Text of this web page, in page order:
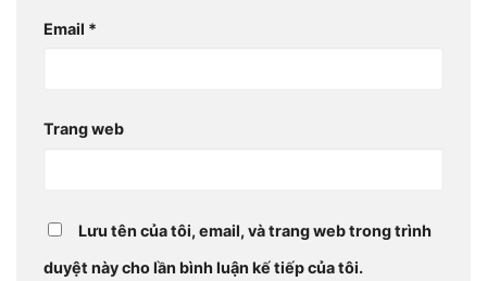
Email *
Trang web
Lưu tên của tôi, email, và trang web trong trình
duyệt này cho lần bình luận kế tiếp của tôi.